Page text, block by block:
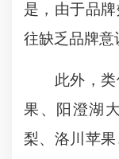
是，由于品
往缺乏品牌意
此外，
果、阳澄湖
梨、洛川苹